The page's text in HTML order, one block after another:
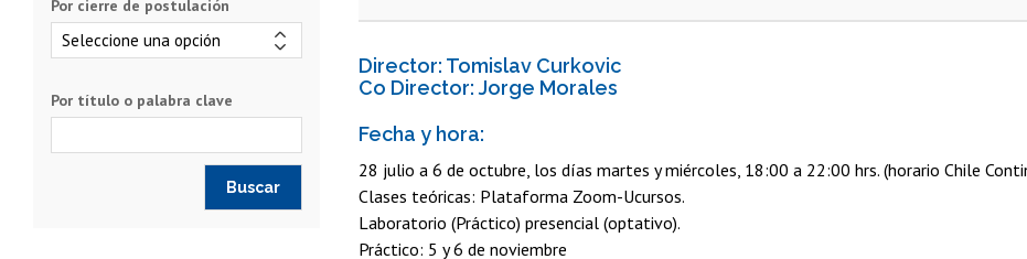
Director: Tomislav Curkovic
Co Director: Jorge Morales
Fecha y hora:
28 julio a 6 de octubre, los días martes y miércoles, 18:00 a 22:00 hrs. (horario Chile
Clases teóricas: Plataforma Zoom-Ucursos.
Laboratorio (Práctico) presencial (optativo).
Práctico: 5 y 6 de noviembre
Por cierre de postulación
Por título o palabra clave